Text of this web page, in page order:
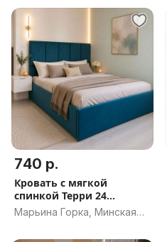
740 р.
Кровать с мягкой
спинкой Терри 24
новая,доставка по РБ.
Марьина Горка, Минская